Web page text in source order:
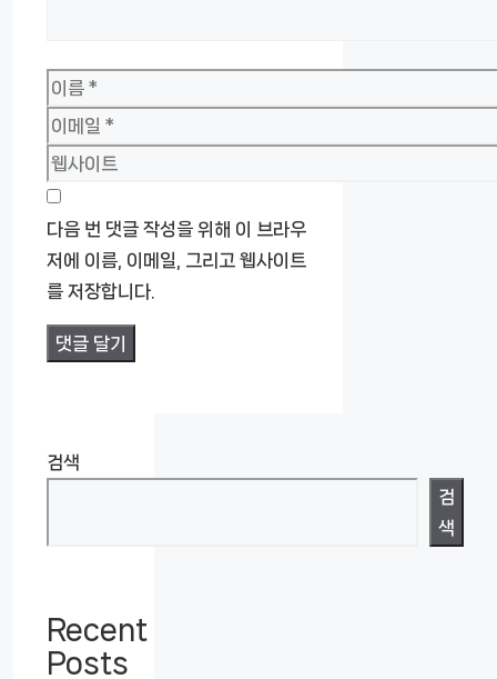
이
름
이
메
일
웹
사
이
트
다음 번 댓글 작성을 위해 이 브라우
저에 이름, 이메일, 그리고 웹사이트
를 저장합니다.
검색
검
색
Recent
Posts